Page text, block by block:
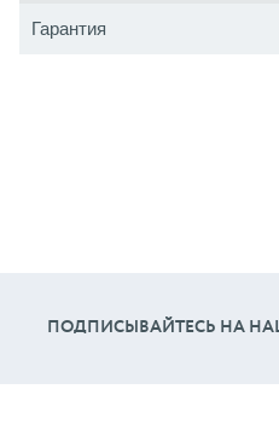
Гарантия
ПОДПИСЫВАЙТЕСЬ НА